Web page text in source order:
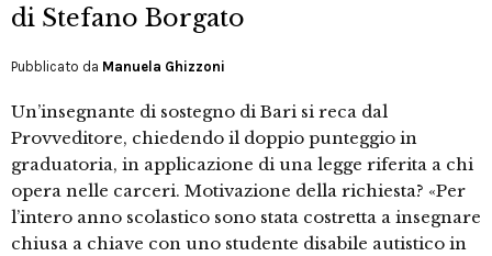
di Stefano Borgato
Pubblicato da Manuela Ghizzoni
Un’insegnante di sostegno di Bari si reca dal
Provveditore, chiedendo il doppio punteggio in
graduatoria, in applicazione di una legge riferita a chi
opera nelle carceri. Motivazione della richiesta? «Per
l’intero anno scolastico sono stata costretta a insegnare
chiusa a chiave con uno studente disabile autistico in